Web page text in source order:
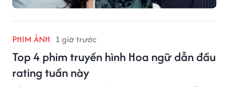
PHIM ẢNH 1 giờ trước
Top 4 phim truyền hình Hoa ngữ dẫn đầu
rating tuần này